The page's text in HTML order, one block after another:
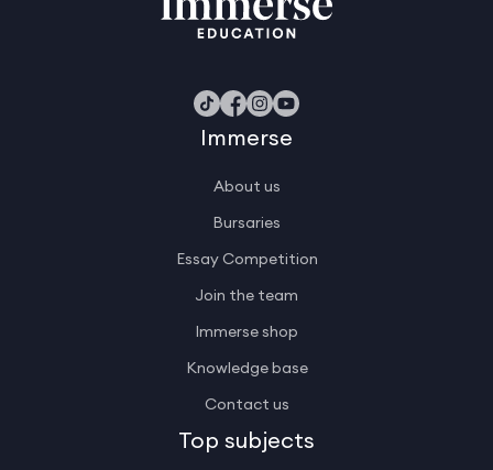
Immerse
About us
Bursaries
Essay Competition
Join the team
Immerse shop
Knowledge base
Contact us
Top subjects